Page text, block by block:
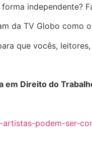
independente?
da TV Globo como
que vocês,
em Direito do
podem-ser-